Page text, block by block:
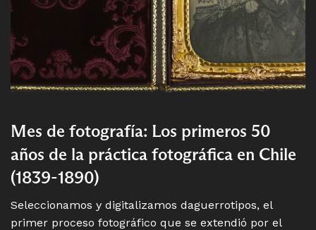
Mes de fotografía: Los primeros 50
años de la práctica fotográfica en Chile
(1839-1890)
Seleccionamos y digitalizamos daguerrotipos, el
primer proceso fotográfico que se extendió por el